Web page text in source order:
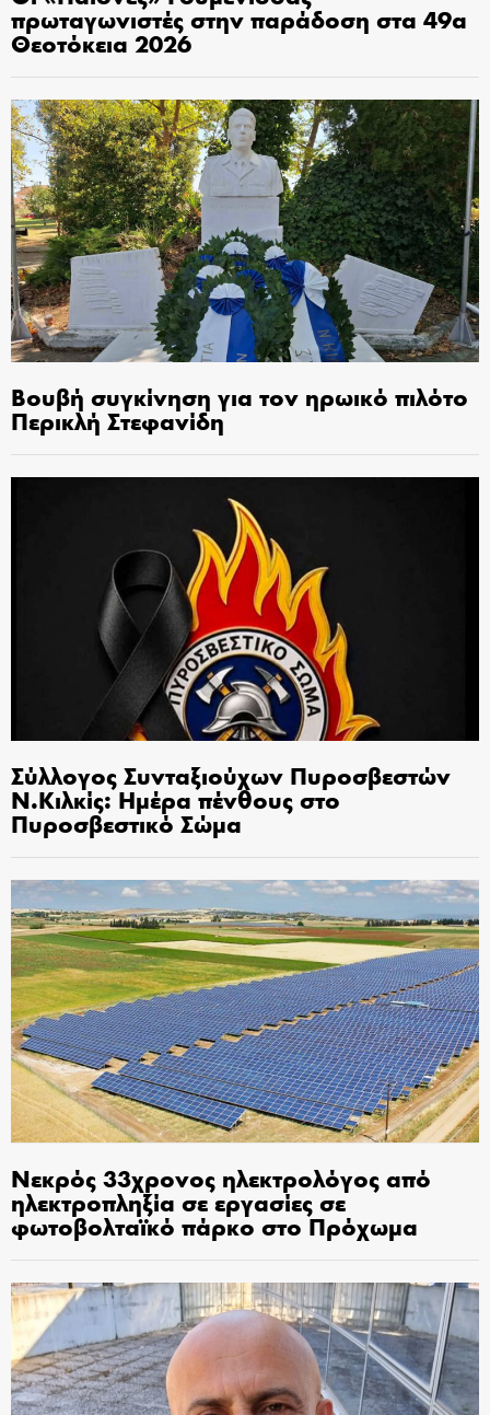
πρωταγωνιστές στην παράδοση στα 49α
Θεοτόκεια 2026
Βουβή συγκίνηση για τον ηρωικό πιλότο
Περικλή Στεφανίδη
Σύλλογος Συνταξιούχων Πυροσβεστών
Ν.Κιλκίς: Ημέρα πένθους στο
Πυροσβεστικό Σώμα
Νεκρός 33χρονος ηλεκτρολόγος από
ηλεκτροπληξία σε εργασίες σε
φωτοβολταϊκό πάρκο στο Πρόχωμα